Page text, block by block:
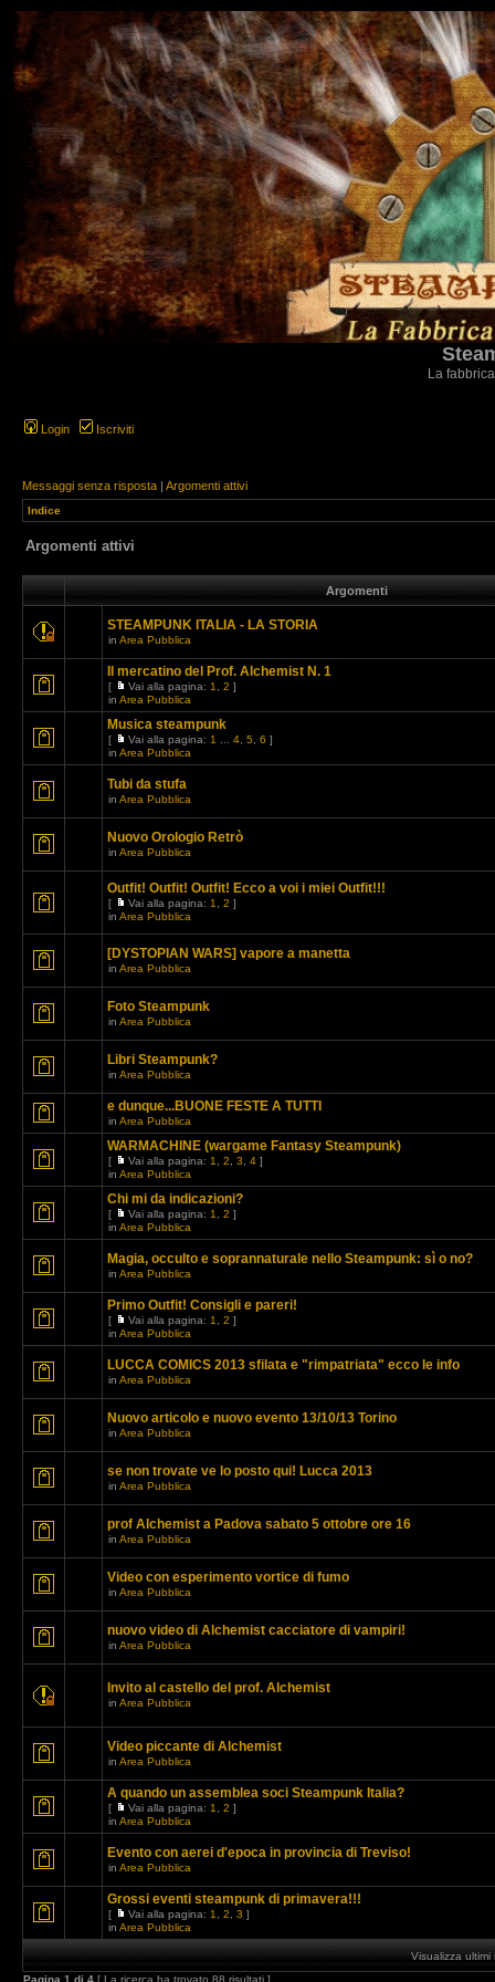
La
Login Iscriviti
Messaggi senza risposta | Argomenti attivi
Indice
Argomenti attivi
Argomenti
STEAMPUNK ITALIA - LA STORIA
in Area Pubblica
Il mercatino del Prof. Alchemist N. 1
[ Vai alla pagina: 1 2 ]
in Area Pubblica
Musica steampunk
[ Vai alla pagina: 1 4 5 6 ]
in Area Pubblica
Tubi da stufa
in Area Pubblica
Nuovo Orologio Retrò
in Area Pubblica
Outfit! Outfit! Outfit! Ecco a voi i miei Outfit!!!
[ Vai alla pagina: 1 2 ]
in Area Pubblica
[DYSTOPIAN WARS] vapore a manetta
in Area Pubblica
Foto Steampunk
in Area Pubblica
Libri Steampunk?
in Area Pubblica
e dunque...BUONE FESTE A TUTTI
in Area Pubblica
WARMACHINE (wargame Fantasy Steampunk)
[ Vai alla pagina: 1 2 3 4 ]
in Area Pubblica
Chi mi da indicazioni?
[ Vai alla pagina: 1 2 ]
in Area Pubblica
Magia, occulto e soprannaturale nello Steampunk: sì o no?
in Area Pubblica
Primo Outfit! Consigli e pareri!
[ Vai alla pagina: 1 2 ]
in Area Pubblica
LUCCA COMICS 2013 sfilata e "rimpatriata" ecco le info
in Area Pubblica
Nuovo articolo e nuovo evento 13/10/13 Torino
in Area Pubblica
se non trovate ve lo posto qui! Lucca 2013
in Area Pubblica
prof Alchemist a Padova sabato 5 ottobre ore 16
in Area Pubblica
Video con esperimento vortice di fumo
in Area Pubblica
nuovo video di Alchemist cacciatore di vampiri!
in Area Pubblica
Invito al castello del prof. Alchemist
in Area Pubblica
Video piccante di Alchemist
in Area Pubblica
A quando un assemblea soci Steampunk Italia?
[ Vai alla pagina: 1 2 ]
in Area Pubblica
Evento con aerei d'epoca in provincia di Treviso!
in Area Pubblica
Grossi eventi steampunk di primavera!!!
[ Vai alla pagina: 1 2 3 ]
in Area Pubblica
Visualizza ultimi
Pagina 1 di 4 [ La ricerca ha trovato 88 risultati ]